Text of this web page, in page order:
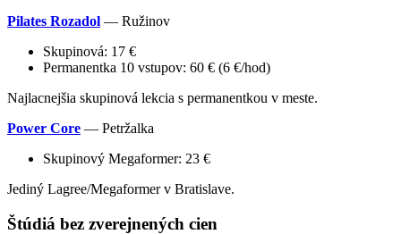
Pilates Rozadol — Ružinov
Skupinová: 17 €
Permanentka 10 vstupov: 60 € (6 €/hod)
Najlacnejšia skupinová lekcia s permanentkou v meste.
Power Core — Petržalka
Skupinový Megaformer: 23 €
Jediný Lagree/Megaformer v Bratislave.
Štúdiá bez zverejnených cien